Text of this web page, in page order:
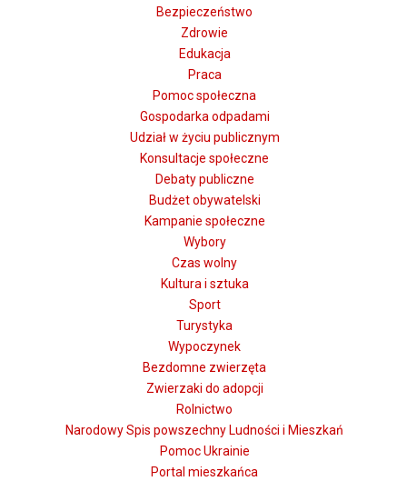
Bezpieczeństwo
Zdrowie
Edukacja
Praca
Pomoc społeczna
Gospodarka odpadami
Udział w życiu publicznym
Konsultacje społeczne
Debaty publiczne
Budżet obywatelski
Kampanie społeczne
Wybory
Czas wolny
Kultura i sztuka
Sport
Turystyka
Wypoczynek
Bezdomne zwierzęta
Zwierzaki do adopcji
Rolnictwo
Narodowy Spis powszechny Ludności i Mieszkań
Pomoc Ukrainie
Portal mieszkańca